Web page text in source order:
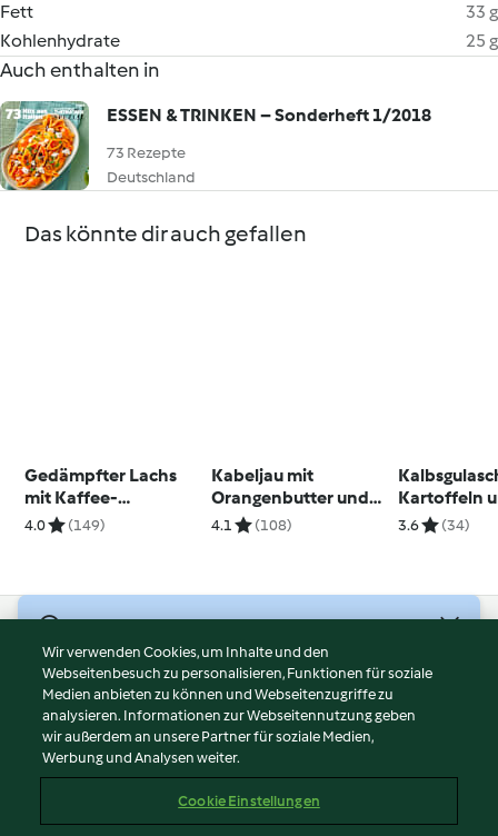
Fett
33 g
Kohlenhydrate
25 g
Auch enthalten in
ESSEN & TRINKEN – Sonderheft 1/2018
73 Rezepte
Deutschland
Das könnte dir auch gefallen
Gedämpfter Lachs
mit Kaffee-
Hollandaise
4.0 (149)
Kabeljau mit
Orangenbutter und
Kartoffeln
4.1 (108)
Kartoffeln
Äpfeln
3.6 (34)
Nutzungsbedingungen
Datenschutzrichtlinien
Disclaimer
Impressum
Inhalt melden
Wir verwenden Cookies, um Inhalte und den
Webseitenbesuch zu personalisieren, Funktionen für soziale
Medien anbieten zu können und Webseitenzugriffe zu
analysieren. Informationen zur Webseitennutzung geben
wir außerdem an unsere Partner für soziale Medien,
Werbung und Analysen weiter.
Cookie Einstellungen